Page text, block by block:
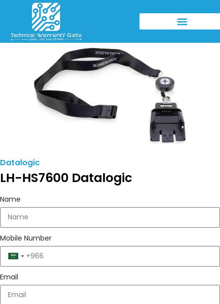
Datalogic
LH-HS7600 Datalogic
Name
Mobile Number
Saudi
Arabia
+966
Email